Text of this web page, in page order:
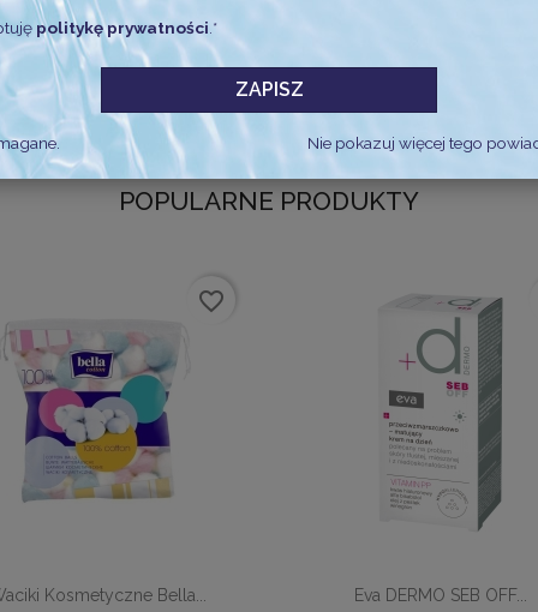
POPULARNE PRODUKTY
 Szybki podgląd
Kosmetyczne Bella...
favorite_border
 Szybki podgląd
Eva DERMO SEB OFF...
politykę prywatności .*
ZAPISZ
Nie pokazuj więcej tego